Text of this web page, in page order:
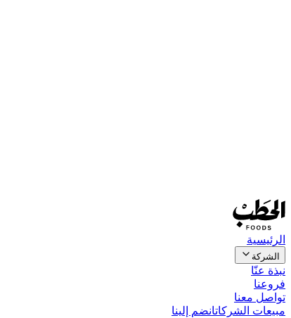
الرئيسية
الشركة
نبذة عنّا
فروعنا
تواصل معنا
مبيعات الشركاتانضم إلينا